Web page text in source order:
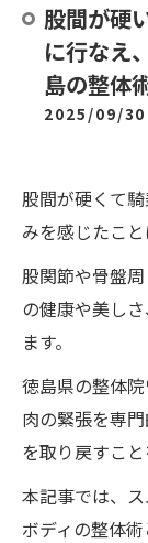
股間が硬
に行なえ
島の整体
2025/09/30
股間が硬くて
みを感じたこ
股関節や骨盤
の健康や美し
ます。
徳島県の整体
肉の緊張を専
を取り戻すこと
本記事では、
ボディの整体